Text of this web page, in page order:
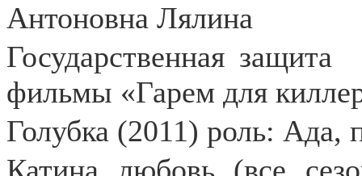
Антоновна Лялина
Государственная защита
фильмы «Гарем для
Голубка (2011) роль: Ада,